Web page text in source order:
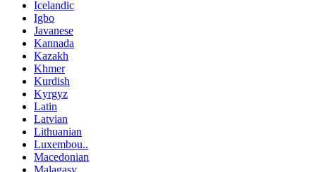
Icelandic
Igbo
Javanese
Kannada
Kazakh
Khmer
Kurdish
Kyrgyz
Latin
Latvian
Lithuanian
Luxembou..
Macedonian